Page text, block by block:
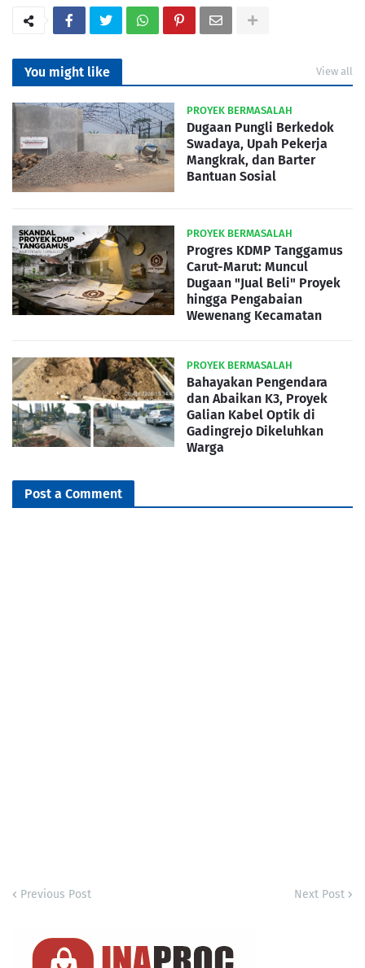
You might like View all
PROYEK BERMASALAH
Dugaan Pungli Berkedok
Swadaya, Upah Pekerja
Mangkrak, dan Barter
Bantuan Sosial
PROYEK BERMASALAH
Progres KDMP Tanggamus
Carut-Marut: Muncul
Dugaan "Jual Beli" Proyek
hingga Pengabaian
Wewenang Kecamatan
PROYEK BERMASALAH
Bahayakan Pengendara
dan Abaikan K3, Proyek
Galian Kabel Optik di
Gadingrejo Dikeluhkan
Warga
Post a Comment
Previous Post Next Post